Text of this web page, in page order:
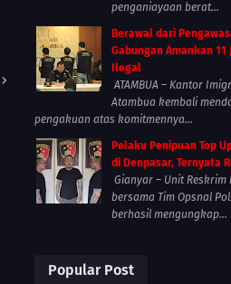
penganiayaan berat...
Berawal dari
Gabungan Amankan
Ilegal
ATAMBUA – Kantor
Atambua kembali
pengakuan atas komitmennya...
Pelaku Penipuan Top
di Denpasar, Ternyata
Gianyar – Unit Reskrim
bersama Tim Opsnal
berhasil mengungkap...
Popular Post